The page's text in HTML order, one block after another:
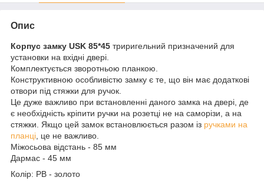
Опис
Корпус замку USK 85*45 триригельний призначений для
установки на вхідні двері.
Комплектується зворотньою планкою.
Конструктивною особливістю замку є те, що він має додаткові
отвори під стяжки для ручок.
Це дуже важливо при встановленні даного замка на двері, де
є необхідність кріпити ручки на розетці не на саморізи, а на
стяжки. Якщо цей замок встановлюється разом із ручками на
планці , це не важливо.
Міжосьова відстань - 85 мм
Дармас - 45 мм
Колір: PB - золото